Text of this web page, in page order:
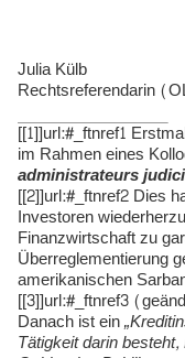
Julia Külb
Rechtsreferendarin
[[1]]url:#_ftnref1
im Rahmen eines
administrateurs
[[2]]url:#_ftnref2 Dies
Investoren
Finanzwirtschaft zu
Überreglementierung
amerikanischen
[[3]]url:#_ftnref3
Danach ist ein
Tätigkeit darin